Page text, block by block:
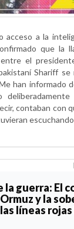
acceso a la
que la
entre el
Shariff se
han informado
contaban con
la guerra: El
y la
líneas